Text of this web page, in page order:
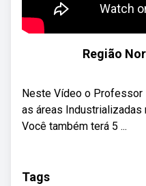
Região
Neste Vídeo o Professor
as áreas Industrializadas
Você também terá 5 ...
Tags